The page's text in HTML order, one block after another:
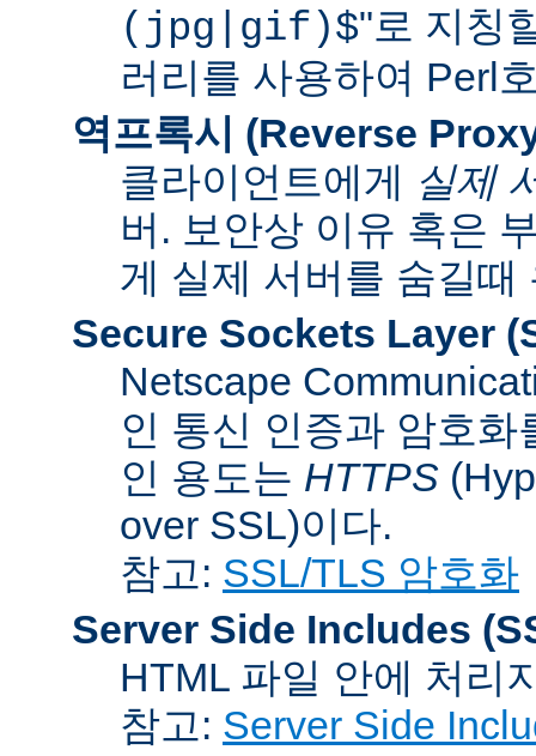
(jpg|gif)$"로 지칭
러리를 사용하여 Perl
역프록시 (Reverse
클라이언트에게 실제
버. 보안상 이유 혹은
게 실제 서버를 숨길때
Secure Sockets Layer
Netscape
인 통신 인증과 암호
인 용도는 HTTPS
over SSL)이다.
참고: SSL/TLS 암호화
Server Side Includes
HTML 파일 안에 처리
참고: Server Side